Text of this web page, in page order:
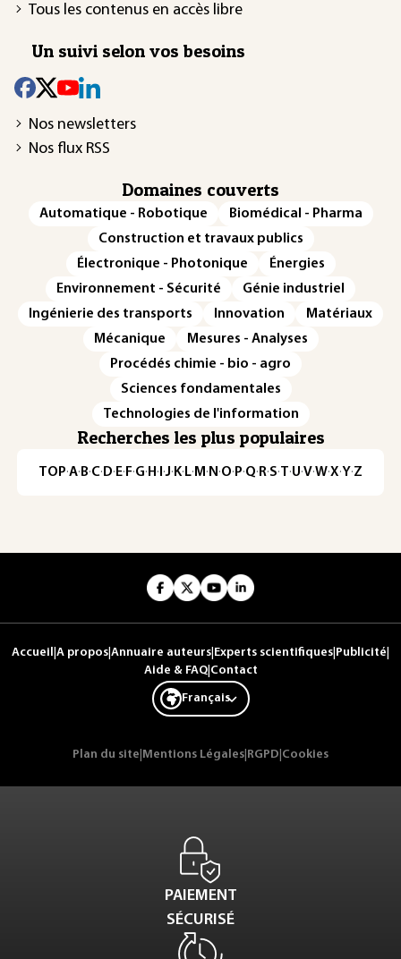
Tous les contenus en accès libre
Un suivi selon vos besoins
Nos newsletters
Nos flux RSS
Domaines couverts
Automatique - Robotique
Biomédical - Pharma
Construction et travaux publics
Électronique - Photonique
Énergies
Environnement - Sécurité
Génie industriel
Ingénierie des transports
Innovation
Matériaux
Mécanique
Mesures - Analyses
Procédés chimie - bio - agro
Sciences fondamentales
Technologies de l'information
Recherches les plus populaires
TOP·A·B·C· D· E· F·G· H · ·J· K· L· M · N ·O· P·Q· R·S·T·U·V·W·X·Y·Z
Accueil A propos Annuaire auteurs Experts scientifiques Publicité
Aide & FAQ| Contact
Français
Plan du site Mentions Légales RGPD Cookies
PAIEMENT
SÉCURISÉ